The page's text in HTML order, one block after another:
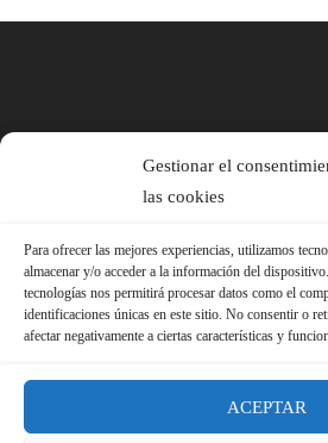
Gestionar el
las cookies
Para ofrecer las mejores experiencias, utilizamos
almacenar y/o acceder a la información del
tecnologías nos permitirá procesar datos como el
identificaciones únicas en este sitio. No consentir o
afectar negativamente a ciertas características y
ACEPTAR